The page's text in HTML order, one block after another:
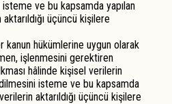
ve bu kapsamda yapılan
üçüncü kişilere
kanun hükümlerine uygun olarak
işlenmesini gerektiren
hâlinde kişisel verilerin
isteme ve bu kapsamda
aktarıldığı üçüncü kişilere